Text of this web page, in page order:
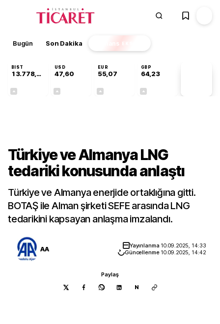
Bugün Son Dakika Finans EKSTRA
BIST
13.778,97
USD
47,60
EUR
55,07
GBP
64,23
Türkiye ve Almanya LNG
tedariki konusunda anlaştı
Türkiye ve Almanya enerjide ortaklığına gitti.
BOTAŞ ile Alman şirketi SEFE arasında LNG
tedarikini kapsayan anlaşma imzalandı.
AA Yayınlanma 10.09.2025, 14:33
Güncellenme 10.09.2025, 14:42
Paylaş
N